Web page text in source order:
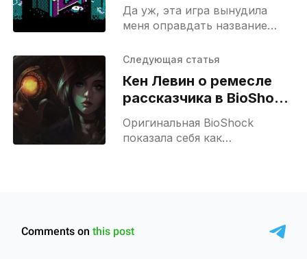
Да уж, эта игра вынудила
меня оправдать название
сейчас получаю докторскую
закончить курсовую, но в
Следующая статья
Кен Левин о ремесле
рассказчика в BioShock
Infinite
Оригинальная BioShock
показала себя как
великолепии, рассказывал